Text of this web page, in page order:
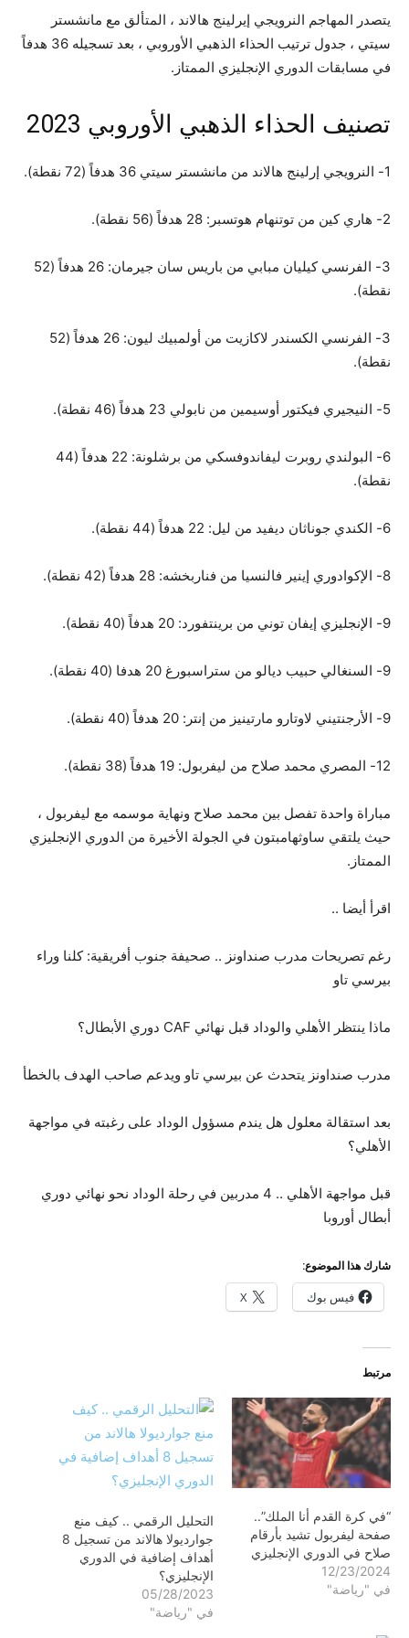
يتصدر المهاجم النرويجي إيرلينج هالاند ، المتألق مع مانشستر
سيتي ، جدول ترتيب الحذاء الذهبي الأوروبي ، بعد تسجيله 36 هدفاً
في مسابقات الدوري الإنجليزي الممتاز.
تصنيف الحذاء الذهبي الأوروبي 2023
1- النرويجي إرلينج هالاند من مانشستر سيتي 36 هدفاً (72 نقطة).
2- هاري كين من توتنهام هوتسبر: 28 هدفاً (56 نقطة).
3- الفرنسي كيليان مبابي من باريس سان جيرمان: 26 هدفاً (52
نقطة).
3- الفرنسي الكسندر لاكازيت من أولمبيك ليون: 26 هدفاً (52
نقطة).
5- النيجيري فيكتور أوسيمين من نابولي 23 هدفاً (46 نقطة).
6- البولندي روبرت ليفاندوفسكي من برشلونة: 22 هدفاً (44
نقطة).
6- الكندي جوناثان ديفيد من ليل: 22 هدفاً (44 نقطة).
8- الإكوادوري إينير فالنسيا من فناربخشه: 28 هدفاً (42 نقطة).
9- الإنجليزي إيفان توني من برينتفورد: 20 هدفاً (40 نقطة).
9- السنغالي حبيب ديالو من ستراسبورغ 20 هدفا (40 نقطة).
9- الأرجنتيني لاوتارو مارتينيز من إنتر: 20 هدفاً (40 نقطة).
12- المصري محمد صلاح من ليفربول: 19 هدفاً (38 نقطة).
مباراة واحدة تفصل بين محمد صلاح ونهاية موسمه مع ليفربول ،
حيث يلتقي ساوثهامبتون في الجولة الأخيرة من الدوري الإنجليزي
الممتاز.
اقرأ أيضا ..
رغم تصريحات مدرب صنداونز .. صحيفة جنوب أفريقية: كلنا وراء
بيرسي تاو
ماذا ينتظر الأهلي والوداد قبل نهائي CAF دوري الأبطال؟
مدرب صنداونز يتحدث عن بيرسي تاو ويدعم صاحب الهدف بالخطأ
بعد استقالة معلول هل يندم مسؤول الوداد على رغبته في مواجهة
الأهلي؟
قبل مواجهة الأهلي .. 4 مدربين في رحلة الوداد نحو نهائي دوري
أبطال أوروبا
شارك هذا الموضوع:
فيس بوك X
مرتبط
“في كرة القدم أنا الملك”..
صفحة ليفربول تشيد بأرقام
صلاح في الدوري الإنجليزي
12/23/2024
في "رياضة"
التحليل الرقمي .. كيف منع
جوارديولا هالاند من تسجيل 8
أهداف إضافية في الدوري
الإنجليزي؟
05/28/2023
في "رياضة"